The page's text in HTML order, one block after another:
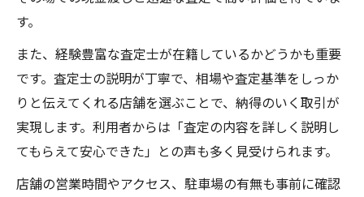
す。
また、経験豊富な査定士が在籍しているかどうかも重要
です。査定士の説明が丁寧で、相場や査定基準をしっか
りと伝えてくれる店舗を選ぶことで、納得のいく取引が
実現します。利用者からは「査定の内容を詳しく説明し
てもらえて安心できた」との声も多く見受けられます。
店舗の営業時間やアクセス、駐車場の有無も事前に確認